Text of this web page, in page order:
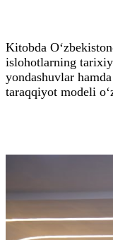
Kitobda
islohotlarning
yondashuvlar
taraqqiyot modeli